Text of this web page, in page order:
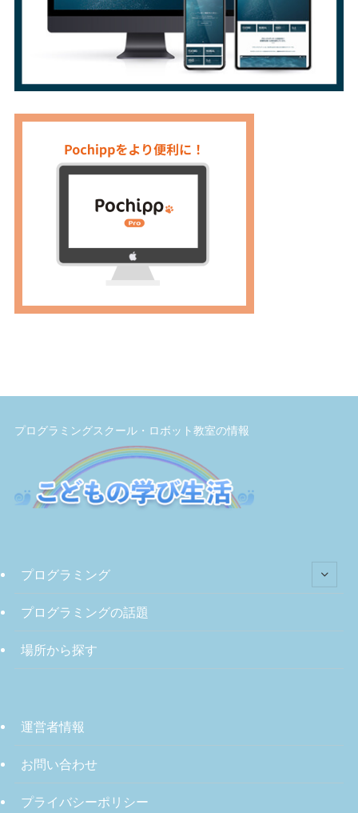
プログラミングスクール・ロボット教室の情報
プログラミング
プログラミングの話題
場所から探す
運営者情報
お問い合わせ
プライバシーポリシー